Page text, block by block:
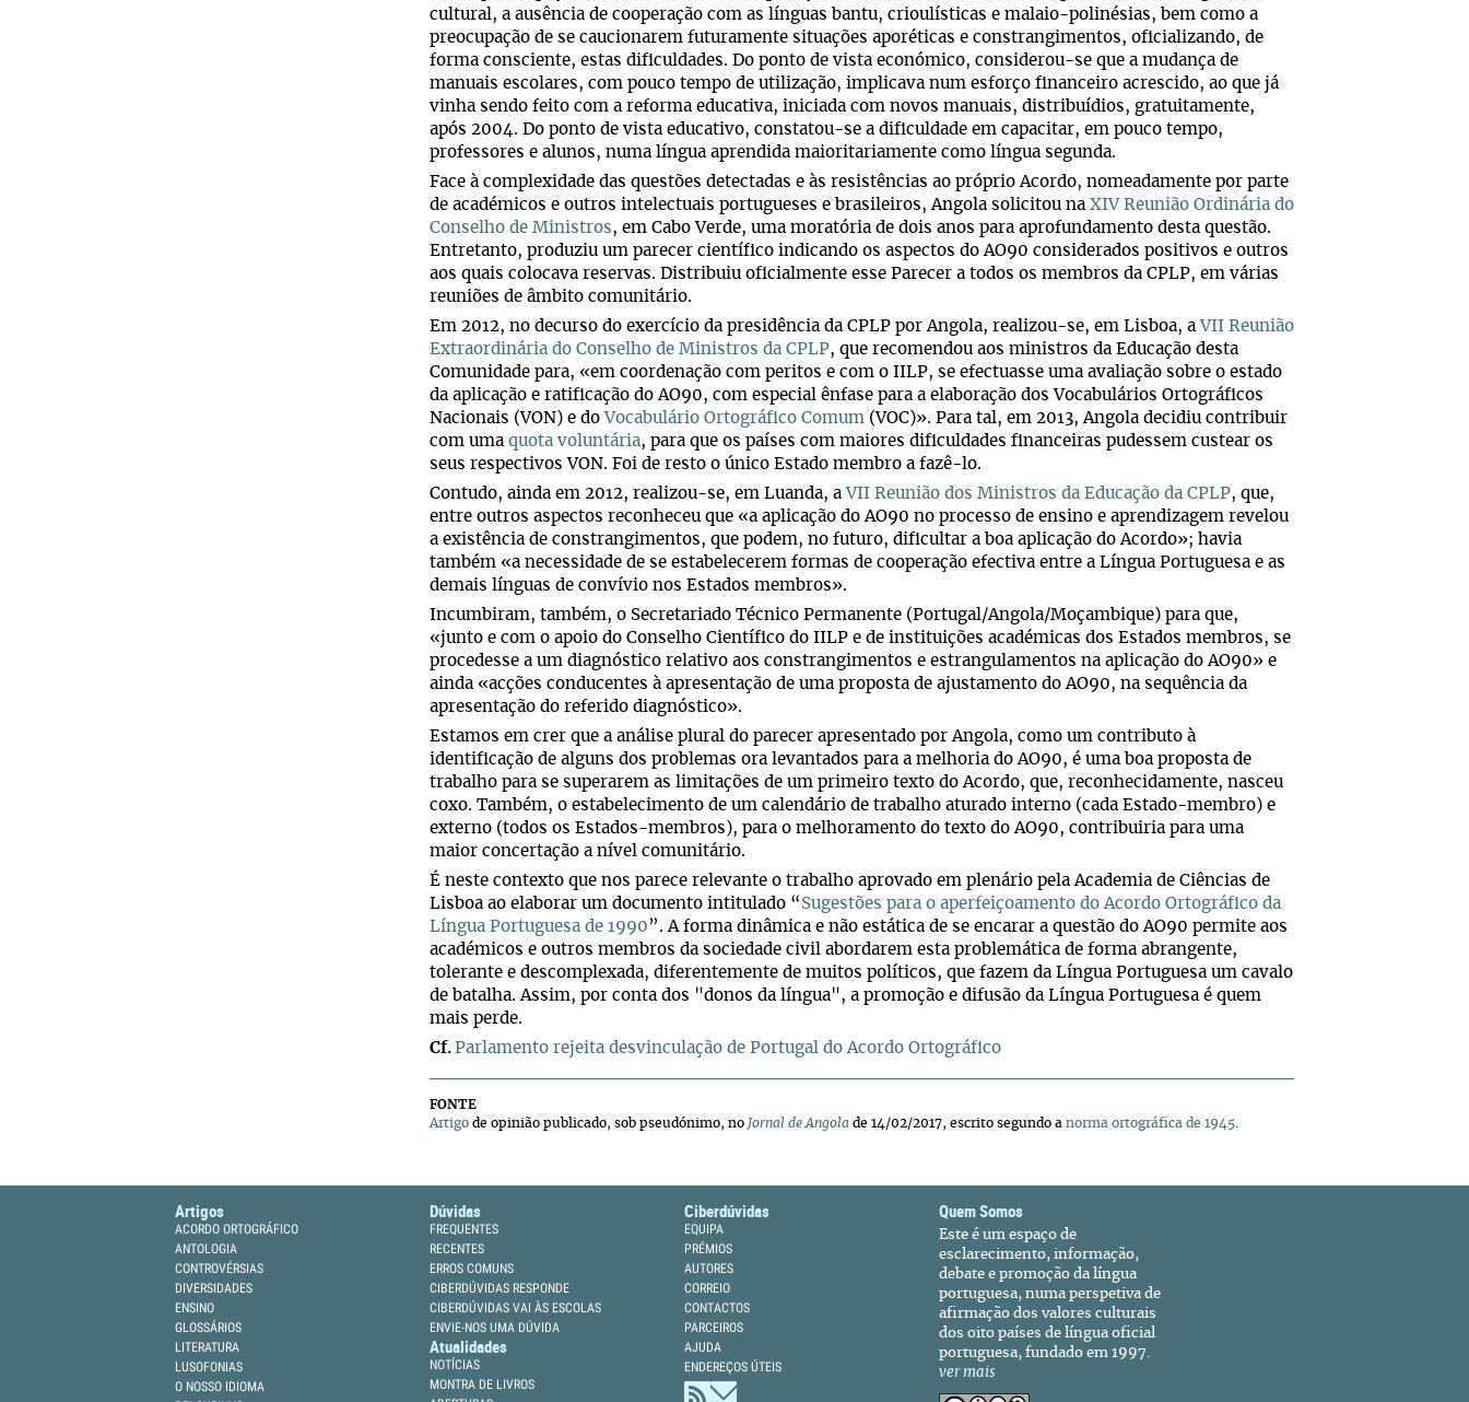
cultural, a ausência de cooperação com as línguas bantu, crioulísticas e malaio-polinésias, bem como a
preocupação de se caucionarem futuramente situações aporéticas e constrangimentos, oficializando, de
forma consciente, estas dificuldades. Do ponto de vista económico, considerou-se que a mudança de
manuais escolares, com pouco tempo de utilização, implicava num esforço financeiro acrescido, ao que já
vinha sendo feito com a reforma educativa, iniciada com novos manuais, distribuídios, gratuitamente,
após 2004. Do ponto de vista educativo, constatou-se a dificuldade em capacitar, em pouco tempo,
professores e alunos, numa língua aprendida maioritariamente como língua segunda.
Face à complexidade das questões detectadas e às resistências ao próprio Acordo, nomeadamente por parte
de académicos e outros intelectuais portugueses e brasileiros, Angola solicitou na XIV Reunião Ordinária do
Conselho de Ministros, em Cabo Verde, uma moratória de dois anos para aprofundamento desta questão.
Entretanto, produziu um parecer científico indicando os aspectos do AO90 considerados positivos e outros
aos quais colocava reservas. Distribuiu oficialmente esse Parecer a todos os membros da CPLP, em várias
reuniões de âmbito comunitário.
Em 2012, no decurso do exercício da presidência da CPLP por Angola, realizou-se, em Lisboa, a VII Reunião
Extraordinária do Conselho de Ministros da CPLP, que recomendou aos ministros da Educação desta
Comunidade para, «em coordenação com peritos e com o IILP, se efectuasse uma avaliação sobre o estado
da aplicação e ratificação do AO90, com especial ênfase para a elaboração dos Vocabulários Ortográficos
Nacionais (VON) e do Vocabulário Ortográfico Comum (VOC)». Para tal, em 2013, Angola decidiu contribuir
com uma quota voluntária, para que os países com maiores dificuldades financeiras pudessem custear os
seus respectivos VON. Foi de resto o único Estado membro a fazê-lo.
Contudo, ainda em 2012, realizou-se, em Luanda, a VII Reunião dos Ministros da Educação da CPLP, que,
entre outros aspectos reconheceu que «a aplicação do AO90 no processo de ensino e aprendizagem revelou
a existência de constrangimentos, que podem, no futuro, dificultar a boa aplicação do Acordo»; havia
também «a necessidade de se estabelecerem formas de cooperação efectiva entre a Língua Portuguesa e as
demais línguas de convívio nos Estados membros».
Incumbiram, também, o Secretariado Técnico Permanente (Portugal/Angola/Moçambique) para que,
«junto e com o apoio do Conselho Científico do IILP e de instituições académicas dos Estados membros, se
procedesse a um diagnóstico relativo aos constrangimentos e estrangulamentos na aplicação do AO90» e
ainda «acções conducentes à apresentação de uma proposta de ajustamento do AO90, na sequência da
apresentação do referido diagnóstico».
Estamos em crer que a análise plural do parecer apresentado por Angola, como um contributo à
identificação de alguns dos problemas ora levantados para a melhoria do AO90, é uma boa proposta de
trabalho para se superarem as limitações de um primeiro texto do Acordo, que, reconhecidamente, nasceu
coxo. Também, o estabelecimento de um calendário de trabalho aturado interno (cada Estado-membro) e
externo (todos os Estados-membros), para o melhoramento do texto do AO90, contribuiria para uma
maior concertação a nível comunitário.
É neste contexto que nos parece relevante o trabalho aprovado em plenário pela Academia de Ciências de
Lisboa ao elaborar um documento intitulado “ Sugestões para o aperfeiçoamento do Acordo Ortográfico da
Língua Portuguesa de 1990 ”. A forma dinâmica e não estática de se encarar a questão do AO90 permite aos
académicos e outros membros da sociedade civil abordarem esta problemática de forma abrangente,
tolerante e descomplexada, diferentemente de muitos políticos, que fazem da Língua Portuguesa um cavalo
de batalha. Assim, por conta dos "donos da língua", a promoção e difusão da Língua Portuguesa é quem
mais perde.
Cf. Parlamento rejeita desvinculação de Portugal do Acordo Ortográfico
FONTE
Artigo de opinião publicado, sob pseudónimo, no Jornal de Angola de 14/02/2017, escrito segundo a norma ortográfica de 1945
Artigos
ACORDO ORTOGRÁFICO
ANTOLOGIA
CONTROVÉRSIAS
DIVERSIDADES
ENSINO
GLOSSÁRIOS
LITERATURA
LUSOFONIAS
O NOSSO IDIOMA
Dúvidas
FREQUENTES
RECENTES
ERROS COMUNS
CIBERDÚVIDAS RESPONDE
CIBERDÚVIDAS VAI ÀS ESCOLAS
ENVIE-NOS UMA DÚVIDA
Atualidades
NOTÍCIAS
MONTRA DE LIVROS
Ciberdúvidas
EQUIPA
PRÉMIOS
AUTORES
CORREIO
CONTACTOS
PARCEIROS
AJUDA
ENDEREÇOS ÚTEIS
Quem Somos
Este é um espaço de
esclarecimento, informação,
debate e promoção da língua
portuguesa, numa perspetiva de
afirmação dos valores culturais
dos oito países de língua oficial
portuguesa, fundado em 1997.
ver mais